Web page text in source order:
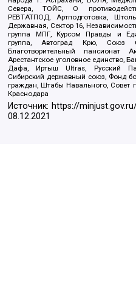
Севера, ТОЙС, О
РЕВТАТПОД, Артподготовка,
Державная, Сектор 16,
группа МПГ, Курсом Правды и
группа, Автоград Крю, Союз
Благотворительный пансионат
Арестантское уголовное единство,
Дафа, Иртыш Ultras, Русский
Сибирский державный союз, Фонд
граждан, Штабы Навального, Совет
Краснодара
Источник: https://
08.12.2021